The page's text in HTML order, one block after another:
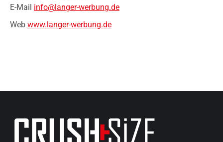
E-Mail info@langer-werbung.de
Web www.langer-werbung.de